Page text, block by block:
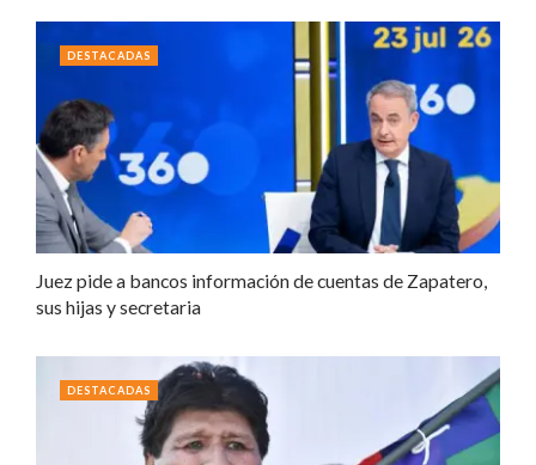
Juez pide a bancos información de cuentas de Zapatero,
sus hijas y secretaria
DESTACADAS
DESTACADAS